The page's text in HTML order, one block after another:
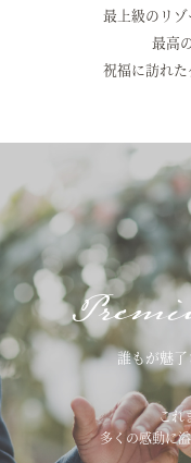
最上級のリ
最高
祝福に訪れ
誰もが魅
これ
多くの感動に